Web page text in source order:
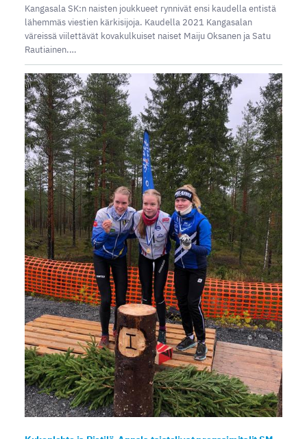
Kangasala SK:n naisten joukkueet rynnivät ensi kaudella entistä
lähemmäs viestien kärkisijoja. Kaudella 2021 Kangasalan
väreissä viilettävät kovakulkuiset naiset Maiju Oksanen ja Satu
Rautiainen.…